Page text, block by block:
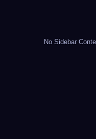
No Sidebar